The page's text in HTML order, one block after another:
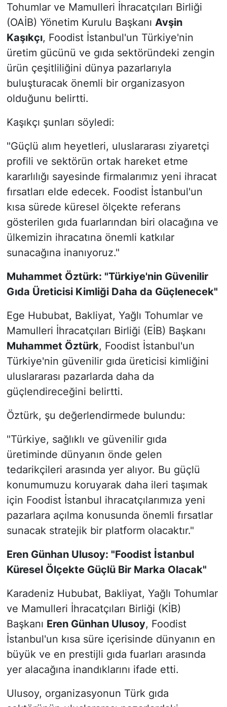
Tohumlar ve Mamulleri İhracatçıları Birliği
(OAİB) Yönetim Kurulu Başkanı Avşin
Kaşıkçı, Foodist İstanbul'un Türkiye'nin
üretim gücünü ve gıda sektöründeki zengin
ürün çeşitliliğini dünya pazarlarıyla
buluşturacak önemli bir organizasyon
olduğunu belirtti.
Kaşıkçı şunları söyledi:
"Güçlü alım heyetleri, uluslararası ziyaretçi
profili ve sektörün ortak hareket etme
kararlılığı sayesinde firmalarımız yeni ihracat
fırsatları elde edecek. Foodist İstanbul'un
kısa sürede küresel ölçekte referans
gösterilen gıda fuarlarından biri olacağına ve
ülkemizin ihracatına önemli katkılar
sunacağına inanıyoruz."
Muhammet Öztürk: "Türkiye'nin Güvenilir
Gıda Üreticisi Kimliği Daha da Güçlenecek"
Ege Hububat, Bakliyat, Yağlı Tohumlar ve
Mamulleri İhracatçıları Birliği (EİB) Başkanı
Muhammet Öztürk, Foodist İstanbul'un
Türkiye'nin güvenilir gıda üreticisi kimliğini
uluslararası pazarlarda daha da
güçlendireceğini belirtti.
Öztürk, şu değerlendirmede bulundu:
"Türkiye, sağlıklı ve güvenilir gıda
üretiminde dünyanın önde gelen
tedarikçileri arasında yer alıyor. Bu güçlü
konumumuzu koruyarak daha ileri taşımak
için Foodist İstanbul ihracatçılarımıza yeni
pazarlara açılma konusunda önemli fırsatlar
sunacak stratejik bir platform olacaktır."
Eren Günhan Ulusoy: "Foodist İstanbul
Küresel Ölçekte Güçlü Bir Marka Olacak"
Karadeniz Hububat, Bakliyat, Yağlı Tohumlar
ve Mamulleri İhracatçıları Birliği (KİB)
Başkanı Eren Günhan Ulusoy, Foodist
İstanbul'un kısa süre içerisinde dünyanın en
büyük ve en prestijli gıda fuarları arasında
yer alacağına inandıklarını ifade etti.
Ulusoy, organizasyonun Türk gıda